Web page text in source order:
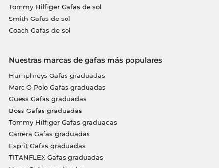
Tommy Hilfiger Gafas de sol
Smith Gafas de sol
Coach Gafas de sol
Nuestras marcas de gafas más populares
Humphreys Gafas graduadas
Marc O Polo Gafas graduadas
Guess Gafas graduadas
Boss Gafas graduadas
Tommy Hilfiger Gafas graduadas
Carrera Gafas graduadas
Esprit Gafas graduadas
TITANFLEX Gafas graduadas